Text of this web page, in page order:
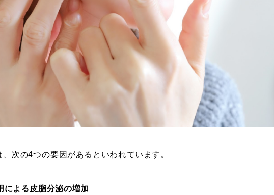
次の4つの要因があるといわれています。
による皮脂分泌の増加